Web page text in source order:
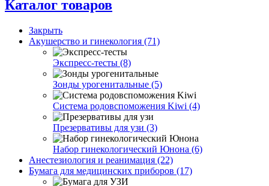
Каталог товаров
Закрыть
Акушерство и гинекология (71)
Экспресс-тесты (8)
Зонды урогенитальные (5)
Система родовспоможения Kiwi (4)
Презервативы для узи (3)
Набор гинекологический Юнона (6)
Анестезиология и реанимация (22)
Бумага для медицинских приборов (17)